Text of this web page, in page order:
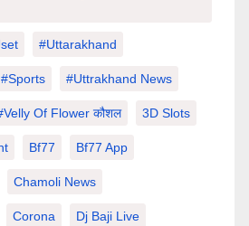
#uttarakhand
#Uttrakhand News
Of Flower कौशल 3D Slots
Bf77 Bf77 App
Chamoli News
Corona Dj Baji Live